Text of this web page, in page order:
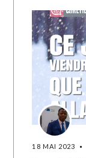
18 MAI 2023